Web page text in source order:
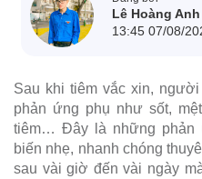
Lê Hoàng Anh
13:45 07/08/
Sau khi tiêm vắc xin,
phản ứng phụ như sốt,
tiêm… Đây là những phản
biến nhẹ, nhanh chóng
sau vài giờ đến vài ngày